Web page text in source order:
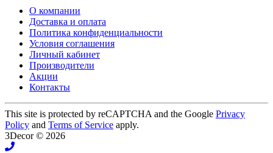
О компании
Доставка и оплата
Политика конфиденциальности
Условия соглашения
Личный кабинет
Производители
Акции
Контакты
This site is protected by reCAPTCHA and the Google Privacy
Policy and Terms of Service apply.
3Decor © 2026